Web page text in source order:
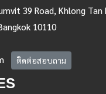
39 Road, Khlong Tan
10110
ติดต่อสอบถาม